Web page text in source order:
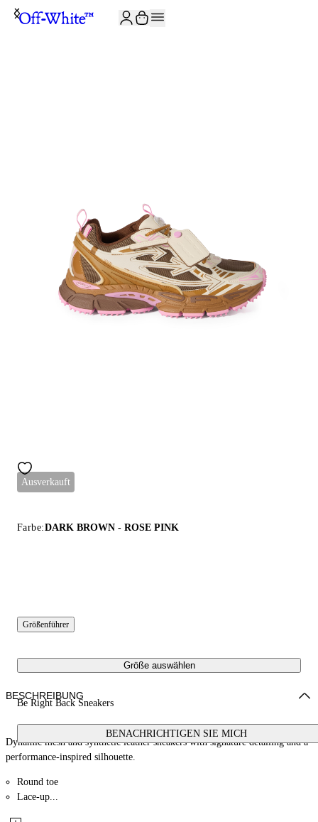
Ausverkauft
Farbe:DARK BROWN - ROSE PINK
Größenführer
Größe auswählen
Be Right Back Sneakers
BENACHRICHTIGEN SIE MICH
BESCHREIBUNG
Dynamic mesh and synthetic leather sneakers with signature detailing and a
performance-inspired silhouette.
Round toe
Lace-up...